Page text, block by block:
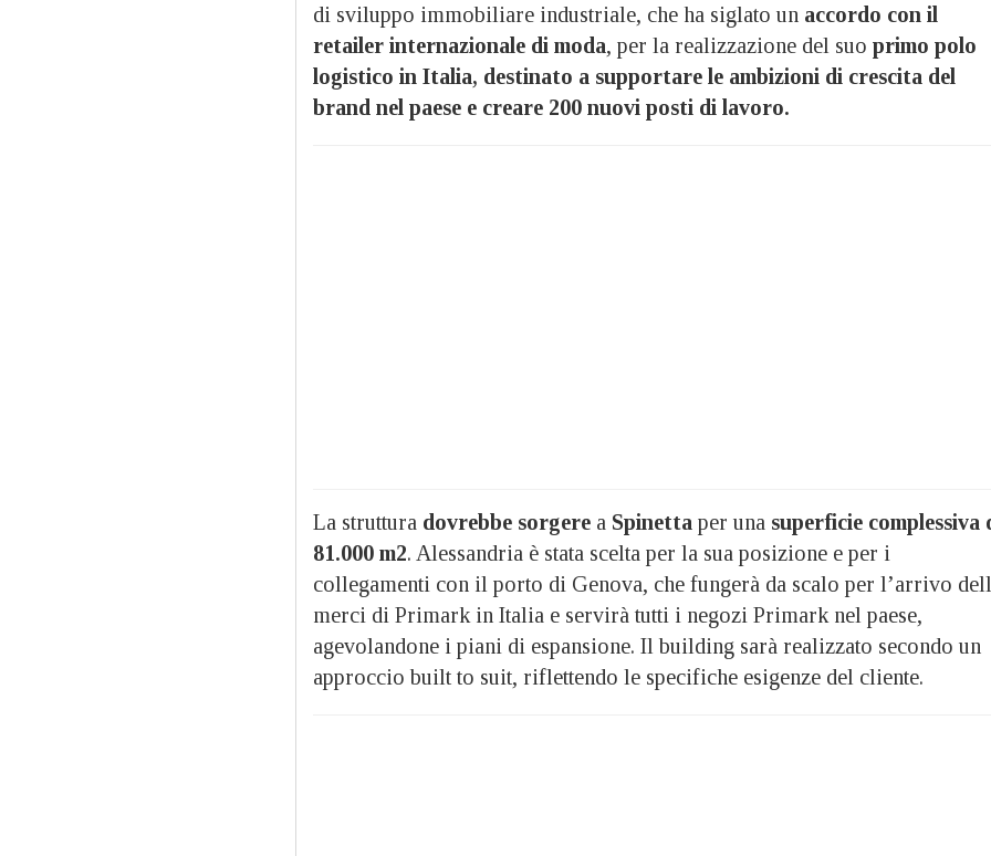
di sviluppo immobiliare industriale, che ha siglato un accordo con il
retailer internazionale di moda, per la realizzazione del suo primo polo
logistico in Italia, destinato a supportare le ambizioni di crescita del
brand nel paese e creare 200 nuovi posti di lavoro.
La struttura dovrebbe sorgere a Spinetta per una superficie complessiva
81.000 m2. Alessandria è stata scelta per la sua posizione e per i
collegamenti con il porto di Genova, che fungerà da scalo per l’arrivo
merci di Primark in Italia e servirà tutti i negozi Primark nel paese,
agevolandone i piani di espansione. Il building sarà realizzato secondo un
approccio built to suit, riflettendo le specifiche esigenze del cliente.